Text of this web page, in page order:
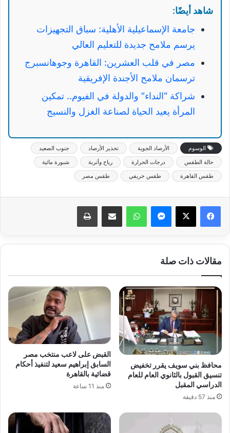
شاهد أيضًا:
جامعة الإسماعيلية الأهلية: سباق التجهيزات
يرسم ملامح جديدة للتعليم العالي
مصر في قلب العشرين: القاهرة وجوهانسبرج
ترسمان ملامح الأجندة الإفريقية
شراكة “النداء” والدولة في الفيوم.. تمكين
المرأة يعيد الحياة لصناعة الغزل والنسيج
الوسوم الأرصاد الجوية تحذير الأرصاد
جنوب الصعيد
حالة الطقس
درجات الحرارة رياح وأتربة
شبورة مائية
طقس القاهرة
طقس خريفي طقس مصر
ماسنجر واتساب مشاركة عبر البريد طباعة
مقالات ذات صلة
محافظ بني سويف يقرر تخفيض
تنسيق القبول بالثانوي العام للعام
الدراسي المقبل
منذ 57 دقيقة
القبض على لاعب منتخب مصر
السابق إبراهيم سعيد لتنفيذ أحكام
قضائية بالقاهرة
منذ 11 ساعة